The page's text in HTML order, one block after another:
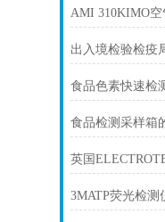
AMI 310KIMO
出入境检验检疫
食品色素快速检
食品检测采样箱